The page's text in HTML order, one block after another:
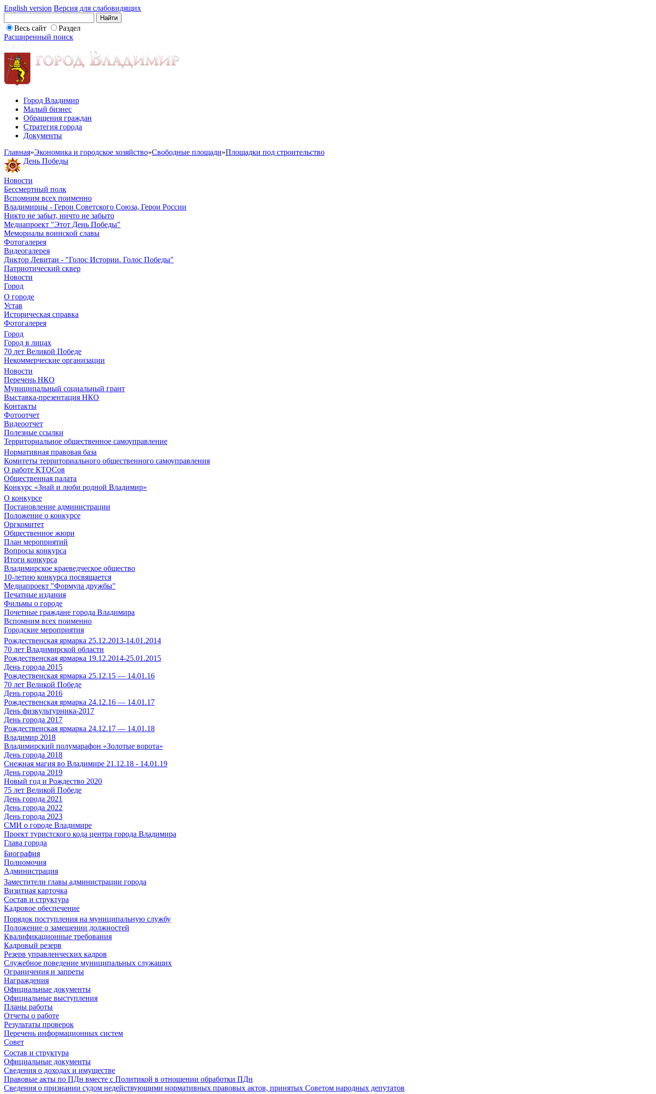
English version Версия для слабовидящих
Весь сайт
Раздел
Расширенный поиск
Город Владимир
Малый бизнес
Обращения граждан
Стратегия города
Документы
Главная»Экономика и городское хозяйство»Свободные площади»Площадки под строительство
День Победы
Новости
Бессмертный полк
Вспомним всех поименно
Владимирцы - Герои Советского Союза, Герои России
Никто не забыт, ничто не забыто
Медиапроект "Этот День Победы"
Мемориалы воинской славы
Фотогалерея
Видеогалерея
Диктор Левитан - "Голос Истории. Голос Победы"
Патриотический сквер
Новости
Город
О городе
Устав
Историческая справка
Фотогалерея
Город
Город в лицах
70 лет Великой Победе
Некоммерческие организации
Новости
Перечень НКО
Муниципальный социальный грант
Выставка-презентация НКО
Контакты
Фотоотчет
Видеоотчет
Полезные ссылки
Территориальное общественное самоуправление
Нормативная правовая база
Комитеты территориального общественного самоуправления
О работе КТОСов
Общественная палата
Конкурс «Знай и люби родной Владимир»
О конкурсе
Постановление администрации
Положение о конкурсе
Оргкомитет
Общественное жюри
План мероприятий
Вопросы конкурса
Итоги конкурса
Владимирское краеведческое общество
10-летию конкурса посвящается
Медиапроект "Формула дружбы"
Печатные издания
Фильмы о городе
Почетные граждане города Владимира
Вспомним всех поименно
Городские мероприятия
Рождественская ярмарка 25.12.2013-14.01.2014
70 лет Владимирской области
Рождественская ярмарка 19.12.2014-25.01.2015
День города 2015
Рождественская ярмарка 25.12.15 — 14.01.16
70 лет Великой Победе
День города 2016
Рождественская ярмарка 24.12.16 — 14.01.17
День физкультурника-2017
День города 2017
Рождественская ярмарка 24.12.17 — 14.01.18
Владимир 2018
Владимирский полумарафон «Золотые ворота»
День города 2018
Снежная магия во Владимире 21.12.18 - 14.01.19
День города 2019
Новый год и Рождество 2020
75 лет Великой Победе
День города 2021
День города 2022
День города 2023
СМИ о городе Владимире
Проект туристского кода центра города Владимира
Глава города
Биография
Полномочия
Администрация
Заместители главы администрации города
Визитная карточка
Состав и структура
Кадровое обеспечение
Порядок поступления на муниципальную службу
Положение о замещении должностей
Квалификационные требования
Кадровый резерв
Резерв управленческих кадров
Служебное поведение муниципальных служащих
Ограничения и запреты
Награждения
Официальные документы
Официальные выступления
Планы работы
Отчеты о работе
Результаты проверок
Перечень информационных систем
Совет
Состав и структура
Официальные документы
Сведения о доходах и имуществе
Правовые акты по ПДн вместе с Политикой в отношении обработки ПДн
Сведения о признании судом недействующими нормативных правовых актов, принятых Советом народных депутатов